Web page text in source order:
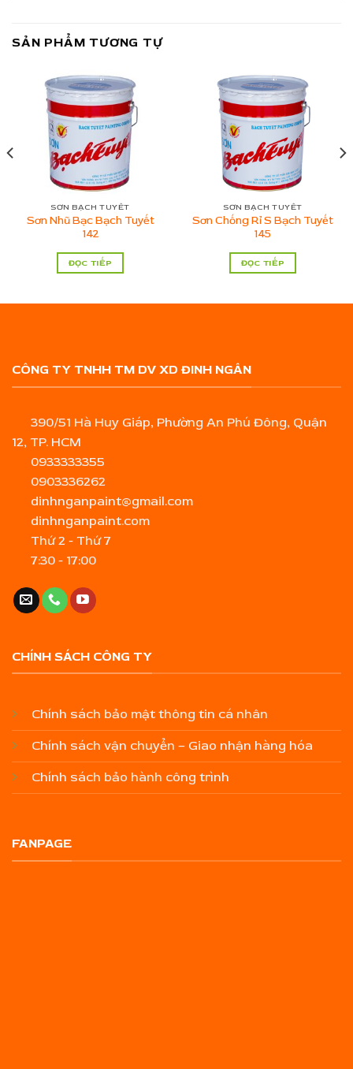
SẢN PHẨM TƯƠNG TỰ
SƠN BẠCH TUYẾT
Sơn Nhũ Bạc Bạch Tuyết
142
ĐỌC TIẾP
SƠN BẠCH TUYẾT
Sơn Chống Rỉ S Bạch Tuyết
145
ĐỌC TIẾP
CÔNG TY TNHH TM DV XD ĐINH NGÂN
390/51 Hà Huy Giáp, Phường An Phú Đông, Quận
12, TP. HCM
0933333355
0903336262
dinhnganpaint@gmail.com
dinhnganpaint.com
Thứ 2 - Thứ 7
7:30 - 17:00
CHÍNH SÁCH CÔNG TY
Chính sách bảo mật thông tin cá nhân
Chính sách vận chuyển – Giao nhận hàng hóa
Chính sách bảo hành công trình
FANPAGE